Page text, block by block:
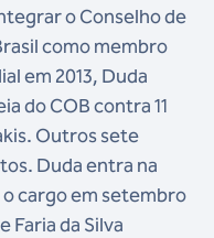
o Conselho de
como membro
em 2013, Duda
do COB contra 11
Outros sete
Duda entra na
cargo em setembro
Faria da Silva